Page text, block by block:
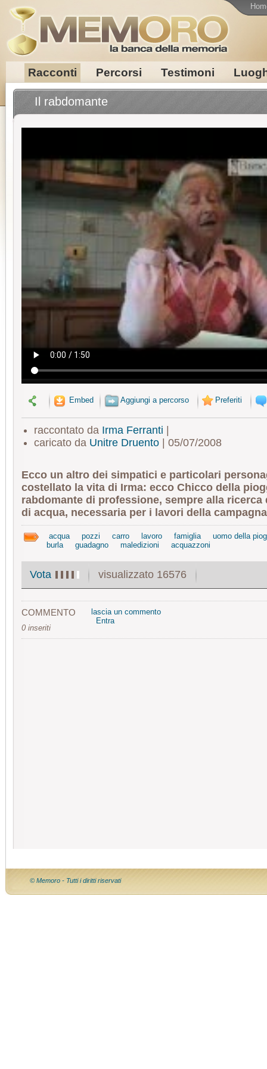
Racconti Percorsi Testimoni
Il rabdomante
Embed Aggiungi a percorso Preferiti
raccontato da Irma Ferranti
caricato da Unitre Druento| 05/07/2008
Ecco un altro dei simpatici e particolari
costellato la vita di Irma: ecco Chicco della
rabdomante di professione, sempre alla
di acqua, necessaria per i lavori della
acqua pozzi carro lavoro famiglia
uomo della
burla
guadagno maledizioni acquazzoni
Vota visualizzato 16576
COMMENTO
0 inseriti
lascia un commento
Entra
© Memoro - Tutti i diritti riservati